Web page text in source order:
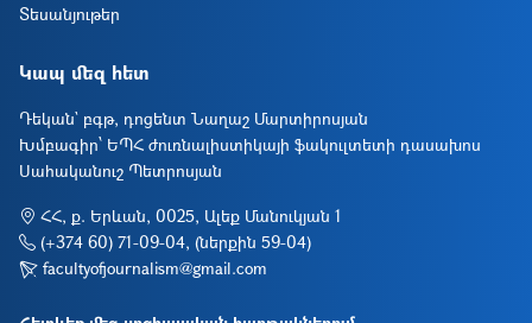
Տեսանյութեր
Կապ մեզ հետ
Դեկան` բգթ, դոցենտ Նաղաշ Մարտիրոսյան
Խմբագիր՝ ԵՊՀ ժուռնալիստիկայի ֆակուլտետի դասախոս
Սահականուշ Պետրոսյան
ՀՀ, ք. Երևան, 0025, Ալեք Մանուկյան 1
(+374 60) 71-09-04, (ներքին 59-04)
facultyofjournalism@gmail.com